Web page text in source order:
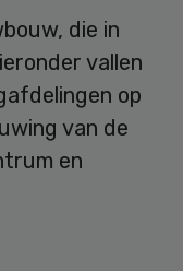
die in
vallen
op
van de
en